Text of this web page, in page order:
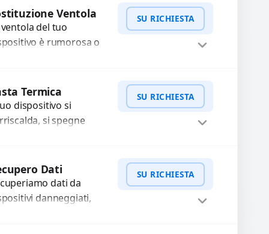
o sostituzione
componenti
WhatsApp
Ventola
ventola del tuo
è rumorosa o
con
di alta qualità
SU RICHIESTA
WhatsApp
Termica
dispositivo si
si spegne
di polvere o pasta
usurata?...
SU RICHIESTA
WhatsApp
Dati
dati da
danneggiati,
SU RICHIESTA